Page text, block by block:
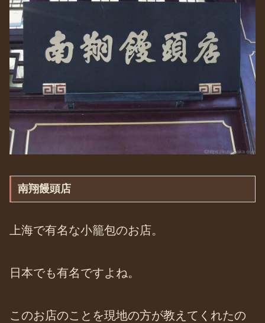
南翔饅頭店
上海で有名な小籠包のお店。
日本でも有名ですよね。
このお店のことを現地の方が教えてくれたの